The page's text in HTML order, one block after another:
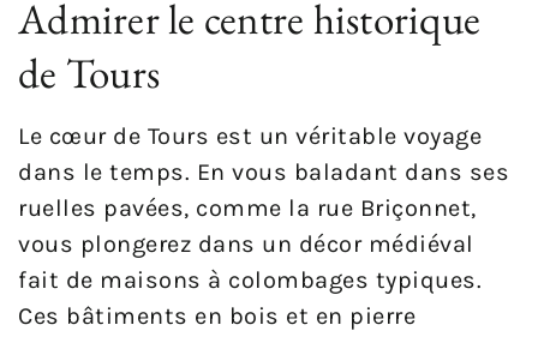
Admirer le centre historique
de Tours
Le cœur de Tours est un véritable voyage
dans le temps. En vous baladant dans ses
ruelles pavées, comme la rue Briçonnet,
vous plongerez dans un décor médiéval
fait de maisons à colombages typiques.
Ces bâtiments en bois et en pierre